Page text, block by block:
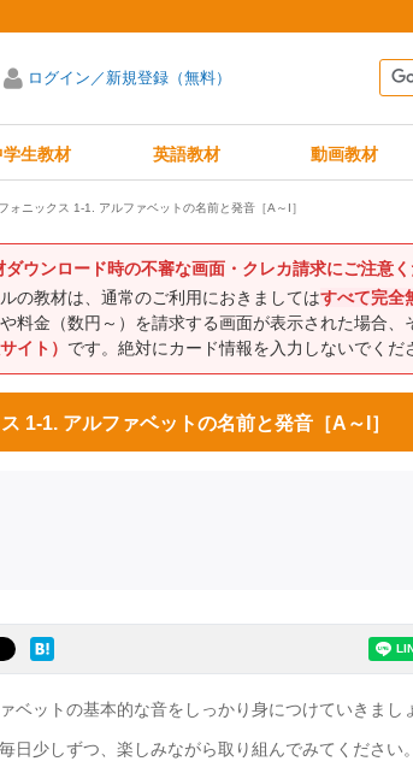
ログイン／新規登録（無料）
学生教材 英語教材 動画教材
フォニックス 1-1. アルファベットの名前と発音［A～I］
ダウンロード時の不審な画面・クレカ請求にご注意
の教材は、通常のご利用におきましてはすべて完全
料金（数円～）を請求する画面が表示された場合、
イト） です。絶対にカード情報を入力しないでくだ
1-1. アルファベットの名前と発音［A～I］
ベットの基本的な音をしっかり身につけていきまし
日少しずつ、楽しみながら取り組んでみてください。